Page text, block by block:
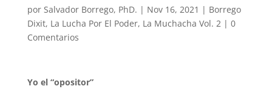
por Salvador Borrego, PhD. | Nov 16, 2021 | Borrego
Dixit, La Lucha Por El Poder, La Muchacha Vol. 2| 0
Comentarios
Yo el “opositor”